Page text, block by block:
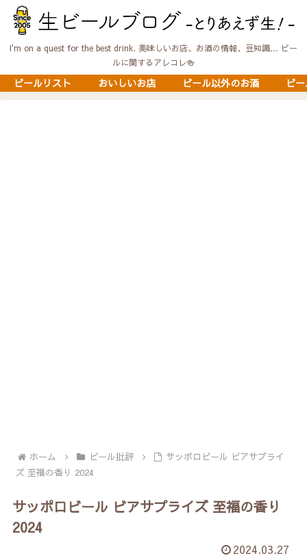
I'm on a quest for the best drink. 美味しいお店、お酒の情報、豆知識… ビー
ルに関するアレコレ🍻
ビールリスト おいしいお店 ビール以外のお酒 ビ
ホーム ビール批評
サッポロビール ビアサプライ
ズ 至福の香り 2024
サッポロビール ビアサプライズ 至福の香り
2024
2024.03.27